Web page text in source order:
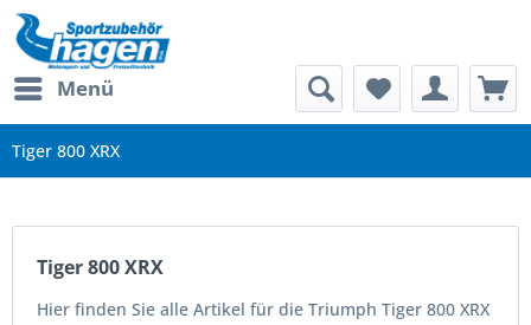
Menü
Tiger 800 XRX
Tiger 800 XRX
Hier finden Sie alle Artikel für die Triumph Tiger 800 XRX